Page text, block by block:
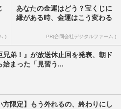
)
あなたの金運はどう？宝くじに
縁がある時、金運はこう変わる
PR(合同会社デジタルファーム )
兄弟！』が放送休止回を発表、朝ド
始まった「見習う...
方限定】もう外れるの、終わりにし